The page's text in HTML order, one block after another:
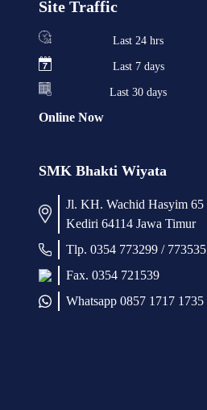
Site Traffic
Last 24 hrs
Last 7 days
Last 30 days
Online Now
SMK Bhakti Wiyata
Jl. KH. Wachid Hasyim 65
Kediri 64114 Jawa Timur
Tlp. 0354 773299 / 773535
Fax. 0354 721539
Whatsapp 0857 1717 1735